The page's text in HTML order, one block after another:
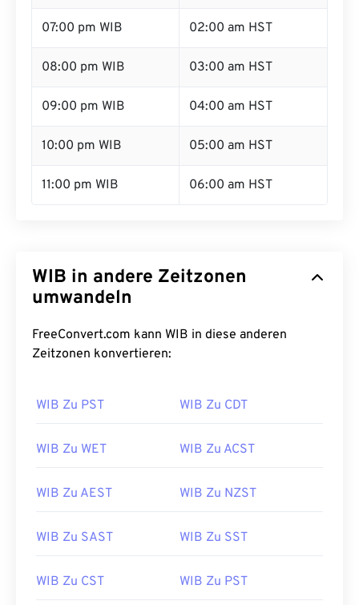
07:00 pm WIB 02:00 am HST
08:00 pm WIB 03:00 am HST
09:00 pm WIB 04:00 am HST
10:00 pm WIB 05:00 am HST
11:00 pm WIB 06:00 am HST
WIB in andere Zeitzonen
umwandeln
FreeConvert.com kann WIB in diese anderen
Zeitzonen konvertieren:
WIB Zu PST WIB Zu CDT
WIB Zu WET WIB Zu ACST
WIB Zu AEST WIB Zu NZST
WIB Zu SAST WIB Zu SST
WIB Zu CST WIB Zu PST